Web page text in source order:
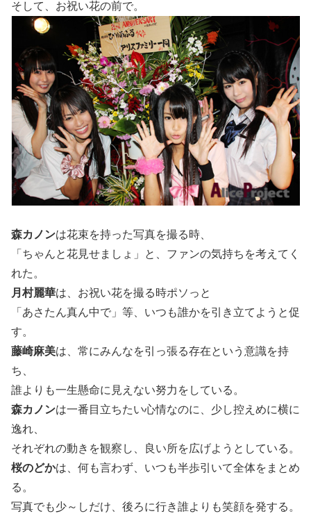
そして、お祝い花の前で。
森カノンは花束を持った写真を撮る時、
「ちゃんと花見せましょ」と、ファンの気持ちを考えてく
れた。
月村麗華は、お祝い花を撮る時ポソっと
「あさたん真ん中で」等、いつも誰かを引き立てようと促
す。
藤崎麻美は、常にみんなを引っ張る存在という意識を持
ち、
誰よりも一生懸命に見えない努力をしている。
森カノンは一番目立ちたい心情なのに、少し控えめに横に
逸れ、
それぞれの動きを観察し、良い所を広げようとしている。
桜のどかは、何も言わず、いつも半歩引いて全体をまとめ
る。
写真でも少～しだけ、後ろに行き誰よりも笑顔を発する。